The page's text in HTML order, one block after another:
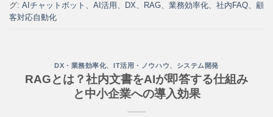
グ: AIチャットボット 、 AI活用 、 DX、 RAG、 業務効率化、 社内FAQ、 顧
客対応自動化
DX・業務効率化、IT活用・ノウハウ、 システム開発
RAGとは？社内文書をAIが即答する仕組み
と中小企業への導入効果